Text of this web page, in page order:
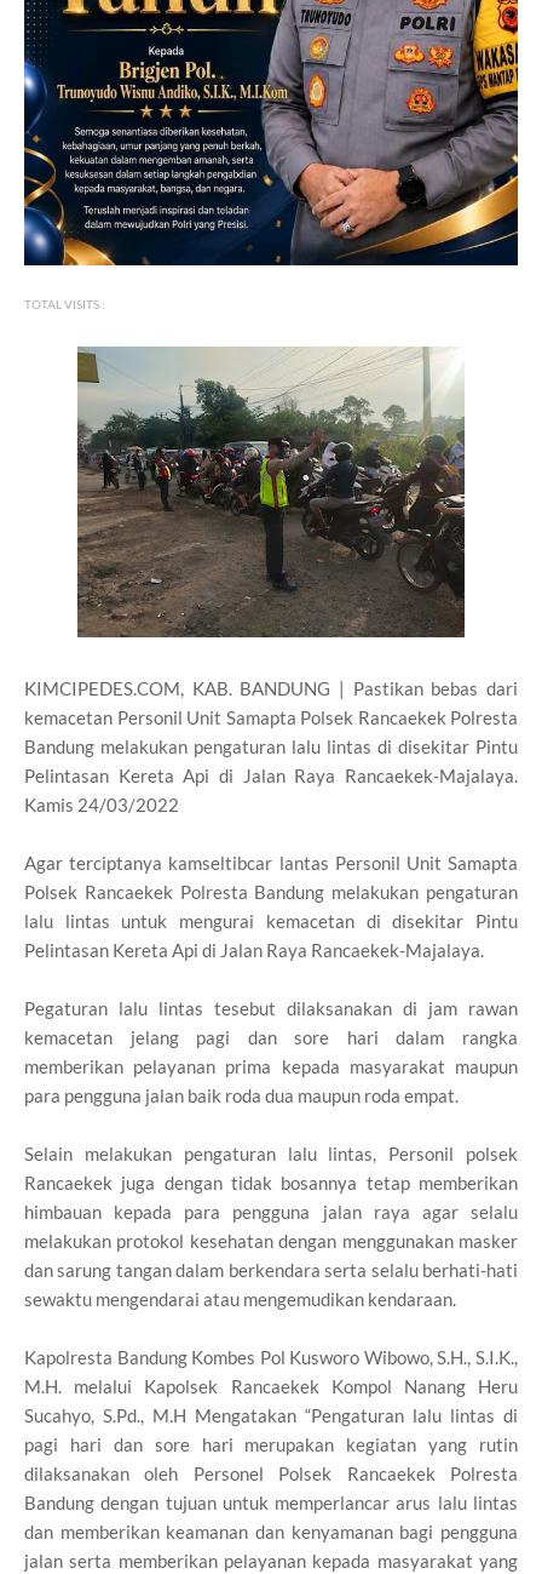
TOTAL VISITS :
KIMCIPEDES.COM, KAB. BANDUNG | Pastikan bebas dari
kemacetan Personil Unit Samapta Polsek Rancaekek Polresta
Bandung melakukan pengaturan lalu lintas di disekitar Pintu
Pelintasan Kereta Api di Jalan Raya Rancaekek-Majalaya.
Kamis 24/03/2022
Agar terciptanya kamseltibcar lantas Personil Unit Samapta
Polsek Rancaekek Polresta Bandung melakukan pengaturan
lalu lintas untuk mengurai kemacetan di disekitar Pintu
Pelintasan Kereta Api di Jalan Raya Rancaekek-Majalaya.
Pegaturan lalu lintas tesebut dilaksanakan di jam rawan
kemacetan jelang pagi dan sore hari dalam rangka
memberikan pelayanan prima kepada masyarakat maupun
para pengguna jalan baik roda dua maupun roda empat.
Selain melakukan pengaturan lalu lintas, Personil polsek
Rancaekek juga dengan tidak bosannya tetap memberikan
himbauan kepada para pengguna jalan raya agar selalu
melakukan protokol kesehatan dengan menggunakan masker
dan sarung tangan dalam berkendara serta selalu berhati-hati
sewaktu mengendarai atau mengemudikan kendaraan.
Kapolresta Bandung Kombes Pol Kusworo Wibowo, S.H., S.I.K.,
M.H. melalui Kapolsek Rancaekek Kompol Nanang Heru
Sucahyo, S.Pd., M.H Mengatakan “Pengaturan lalu lintas di
pagi hari dan sore hari merupakan kegiatan yang rutin
dilaksanakan oleh Personel Polsek Rancaekek Polresta
Bandung dengan tujuan untuk memperlancar arus lalu lintas
dan memberikan keamanan dan kenyamanan bagi pengguna
jalan serta memberikan pelayanan kepada masyarakat yang